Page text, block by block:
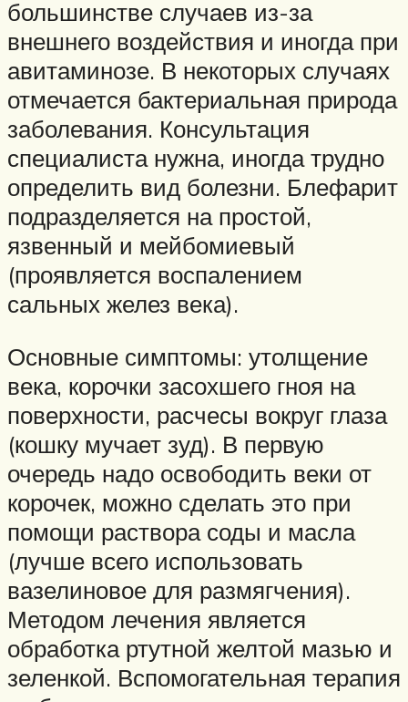
большинстве случаев из-за
внешнего воздействия и иногда при
авитаминозе. В некоторых случаях
отмечается бактериальная природа
заболевания. Консультация
специалиста нужна, иногда трудно
определить вид болезни. Блефарит
подразделяется на простой,
язвенный и мейбомиевый
(проявляется воспалением
сальных желез века).
Основные симптомы: утолщение
века, корочки засохшего гноя на
поверхности, расчесы вокруг глаза
(кошку мучает зуд). В первую
очередь надо освободить веки от
корочек, можно сделать это при
помощи раствора соды и масла
(лучше всего использовать
вазелиновое для размягчения).
Методом лечения является
обработка ртутной желтой мазью и
зеленкой. Вспомогательная терапия